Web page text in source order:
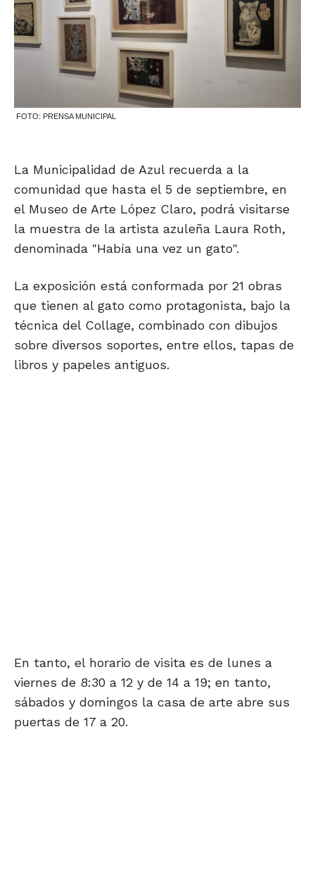
FOTO: PRENSA MUNICIPAL
La Municipalidad de Azul recuerda a la
comunidad que hasta el 5 de septiembre, en
el Museo de Arte López Claro, podrá visitarse
la muestra de la artista azuleña Laura Roth,
denominada "Había una vez un gato".
La exposición está conformada por 21 obras
que tienen al gato como protagonista, bajo la
técnica del Collage, combinado con dibujos
sobre diversos soportes, entre ellos, tapas de
libros y papeles antiguos.
En tanto, el horario de visita es de lunes a
viernes de 8:30 a 12 y de 14 a 19; en tanto,
sábados y domingos la casa de arte abre sus
puertas de 17 a 20.